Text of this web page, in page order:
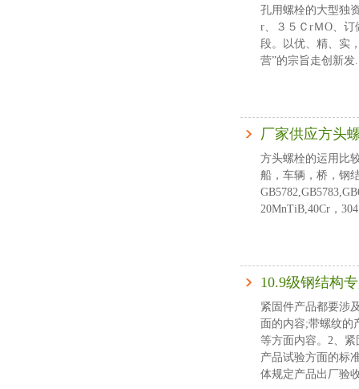
孔用螺栓的大型独
r、３５ＣrＭO、
段。以优、精、实
营”的宗旨走创新发
厂家供应方头
方头螺栓的运用比
船，车辆，桥，钢
20MnTiB,40Cr，
10.9级钢结构
紧固件产品都要涉
面的内容;带螺纹的
等方面内容。2、
产品试验方面的标
体规定产品出厂验